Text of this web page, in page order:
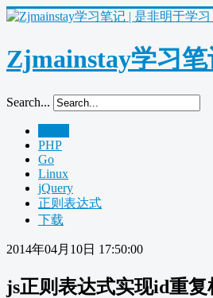
Zjmainstay学习笔
Search...
PHP
Go
Linux
jQuery
正则表达式
下载
2014年04月10日 17:50:00
js正则表达式实现id重复